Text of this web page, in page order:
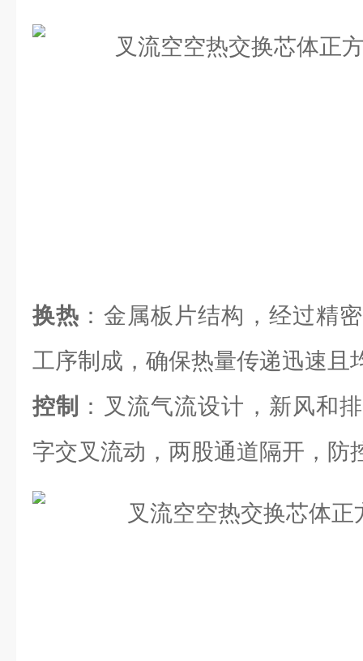
换热 ：金属板片结构，经过精
工序制成，确保热量传递迅速且
控制
：叉流气流设计，新风和
字交叉流动，两股通道隔开，防